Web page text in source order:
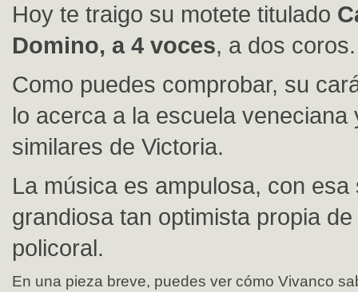
Hoy te traigo su motete titulado
Domino, a 4 voces, a dos coros.
Como puedes comprobar, su
lo acerca a la escuela veneciana
similares de Victoria.
La música es ampulosa, con esa
grandiosa tan optimista propia
policoral.
En una pieza breve, puedes ver cómo Vivanco